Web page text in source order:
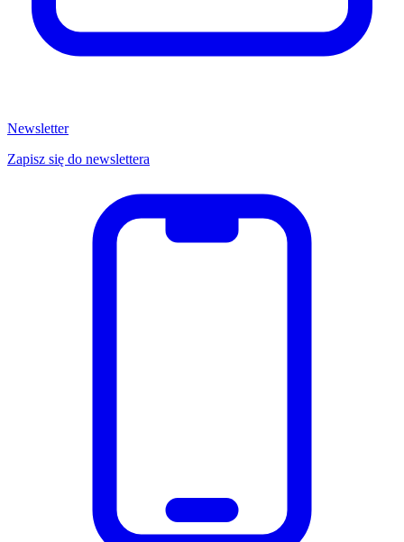
Newsletter
Zapisz się do newslettera